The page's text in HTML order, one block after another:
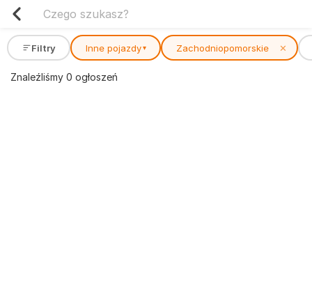
Filtry Inne pojazdy ▾ Zachodniopomorskie ✕
Znaleźliśmy 0 ogłoszeń